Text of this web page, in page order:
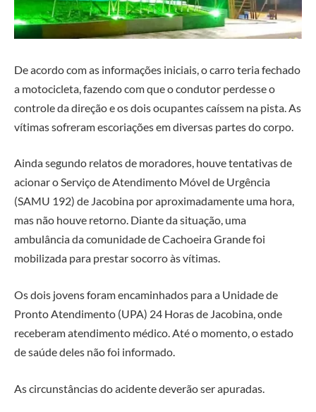
De acordo com as informações iniciais, o carro teria fechado
a motocicleta, fazendo com que o condutor perdesse o
controle da direção e os dois ocupantes caíssem na pista. As
vítimas sofreram escoriações em diversas partes do corpo.
Ainda segundo relatos de moradores, houve tentativas de
acionar o Serviço de Atendimento Móvel de Urgência
(SAMU 192) de Jacobina por aproximadamente uma hora,
mas não houve retorno. Diante da situação, uma
ambulância da comunidade de Cachoeira Grande foi
mobilizada para prestar socorro às vítimas.
Os dois jovens foram encaminhados para a Unidade de
Pronto Atendimento (UPA) 24 Horas de Jacobina, onde
receberam atendimento médico. Até o momento, o estado
de saúde deles não foi informado.
As circunstâncias do acidente deverão ser apuradas.